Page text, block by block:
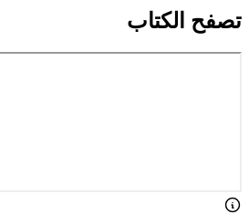
تصفح الكتاب